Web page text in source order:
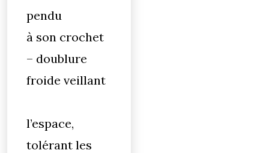
pendu
à son crochet
– doublure
froide veillant
l’espace,
tolérant les